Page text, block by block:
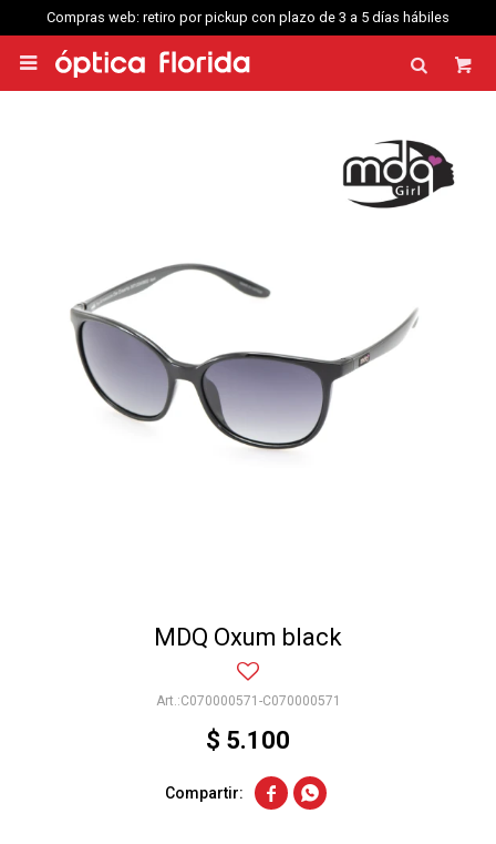
Compras web: retiro por pickup con plazo de 3 a 5 días hábiles

MDQ Oxum black
C070000571-C070000571
$ 5.100
 